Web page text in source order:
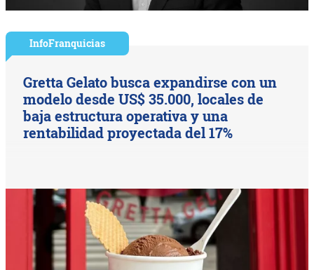
InfoFranquicias
Gretta Gelato busca expandirse con un
modelo desde US$ 35.000, locales de
baja estructura operativa y una
rentabilidad proyectada del 17%